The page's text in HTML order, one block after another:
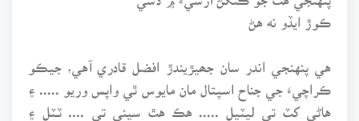
ڪوڙ ايڏو نه هڻ
هي پنهنجي اندر سان جھيڙيندڙ افضل قادري آهي، جيڪو
ڪراچيءَ جي جناح اسپتال مان مايوس ٿي واپس وريو ..... ۽
هاڻي کٽ تي ليٽيل ..... هڪ هٿ سيني تي .... ٽـٽل ۽